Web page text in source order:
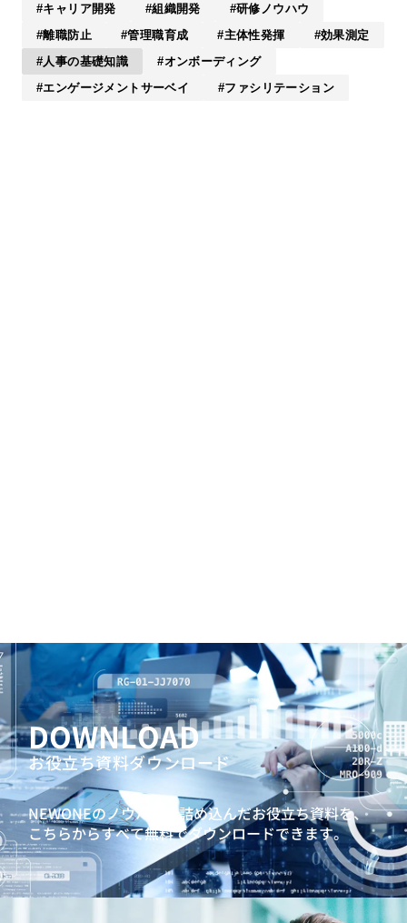
キャリア開発
組織開発
研修ノウハウ
離職防止
管理職育成 主体性発揮
効果測定
人事の基礎知識
オンボーディング
エンゲージメントサーベイ
ファシリテーション
DOWNLOAD
お役立ち資料ダウンロード
NEWONEのノウハウを詰め込んだお役立ち資料を、
こちらからすべて無料でダウンロードできます。